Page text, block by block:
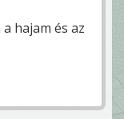
hajam és az